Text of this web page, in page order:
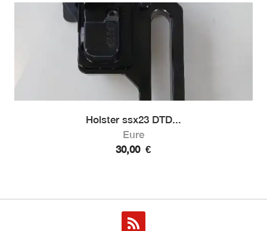
Holster ssx23 DTD...
Eure
30,00 €